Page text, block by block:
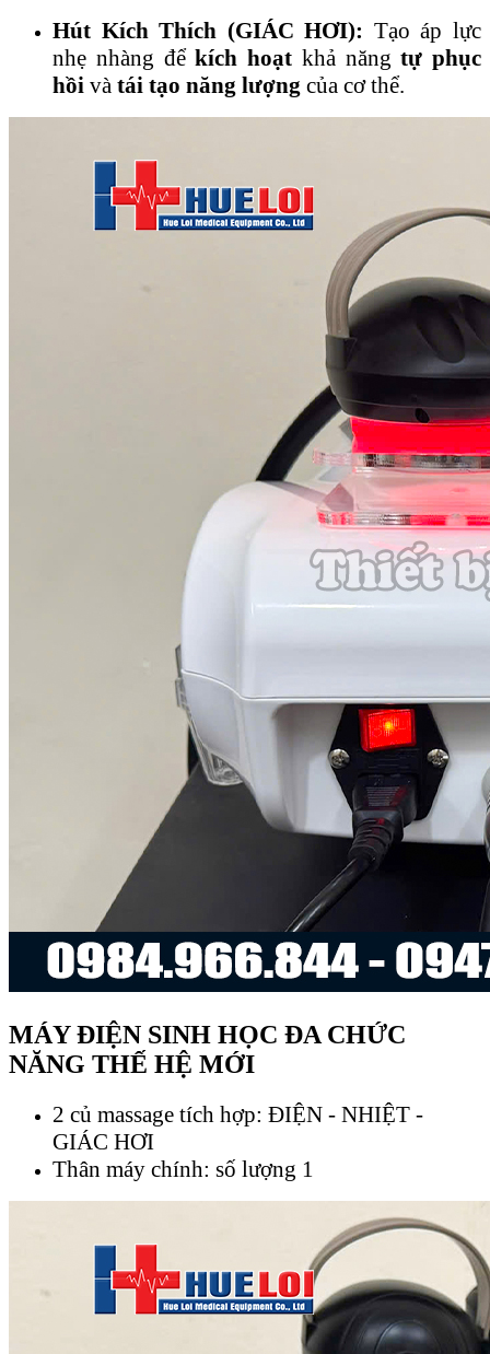
Hút Kích Thích (GIÁC HƠI): Tạo áp lực
nhẹ nhàng đểkích hoạt khả năngtự phục
hồi và tái tạo năng lượng của cơ thể.
MÁY ĐIỆN SINH HỌC ĐA CHỨC
NĂNG THẾ HỆ MỚI
2 củ massage tích hợp: ĐIỆN - NHIỆT -
GIÁC HƠI
Thân máy chính: số lượng 1